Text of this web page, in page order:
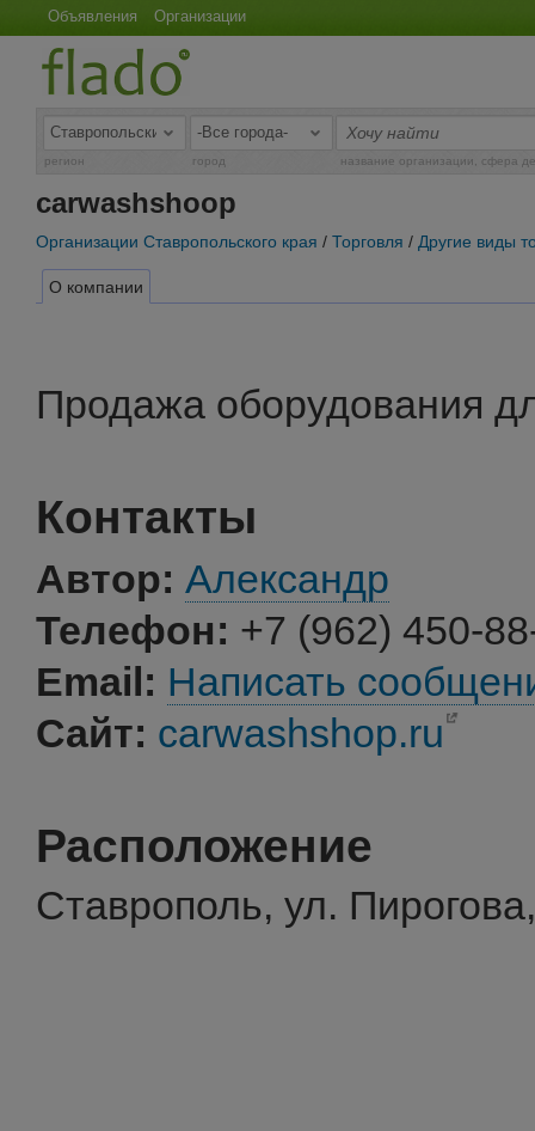
Объявления Организации
регион город название организации, сфера
carwashshoop
Организации Ставропольского края / Торговля / Другие виды
О компании
Продажа оборудования
Контакты
Автор: Александр
Телефон: +7 (962) 450-
Email: Написать
Сайт: carwashshop.ru
Расположение
Ставрополь, ул.